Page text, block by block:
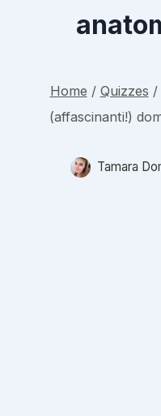
Home / Quizzes /
(affascinanti!)
Tamara